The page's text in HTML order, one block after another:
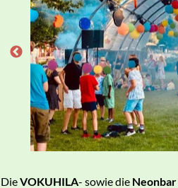
DieVOKUHILA- sowie die Neonbar